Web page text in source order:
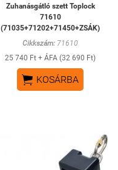
Zuhanásgátló szett Toplock
71610
(71035+71202+71450+ZSÁK)
Cikkszám: 71610
25 740 Ft + ÁFA (32 690 Ft)
 KOSÁRBA